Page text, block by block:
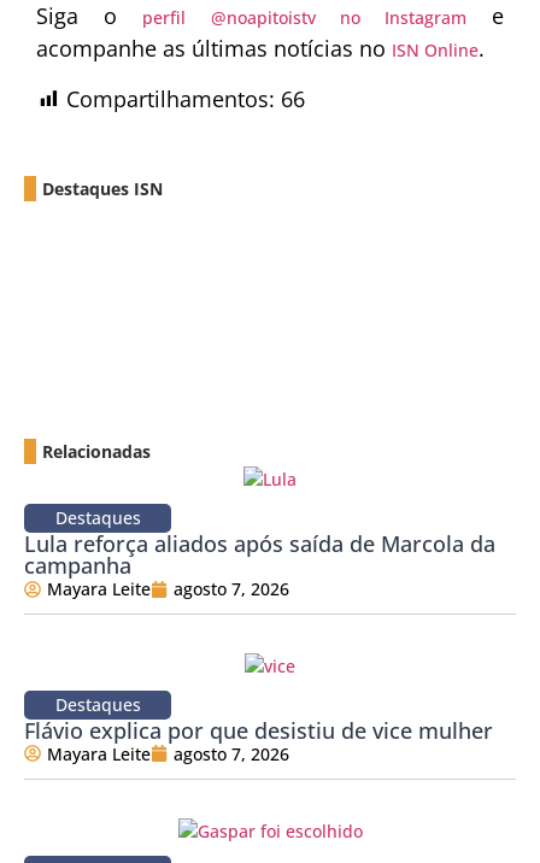
Siga o
perfil @noapitoistv no Instagram
e
acompanhe as últimas notícias no ISN Online.
Compartilhamentos: 66
Destaques ISN
Relacionadas
Destaques
Lula reforça aliados após saída de Marcola da
campanha
Mayara Leite agosto 7, 2026
Destaques
Flávio explica por que desistiu de vice mulher
Mayara Leite agosto 7, 2026